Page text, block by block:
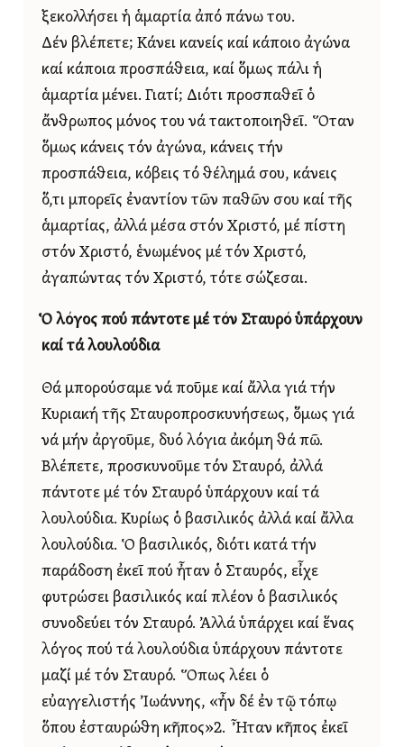
ξεκολλήσει ἡ ἁμαρτία ἀπό πάνω του.
Δέν βλέπετε; Κάνει κανείς καί κάποιο ἀγώνα
καί κάποια προσπάθεια, καί ὅμως πάλι ἡ
ἁμαρτία μένει. Γιατί; Διότι προσπαθεῖ ὁ
ἄνθρωπος μόνος του νά τακτοποιηθεῖ. Ὅταν
ὅμως κάνεις τόν ἀγώνα, κάνεις τήν
προσπάθεια, κόβεις τό θέλημά σου, κάνεις
ὅ,τι μπορεῖς ἐναντίον τῶν παθῶν σου καί τῆς
ἁμαρτίας, ἀλλά μέσα στόν Χριστό, μέ πίστη
στόν Χριστό, ἑνωμένος μέ τόν Χριστό,
ἀγαπώντας τόν Χριστό, τότε σώζεσαι.
Ὁ λόγος πού πάντοτε μέ τόν Σταυρό ὑπάρχουν
καί τά λουλούδια
Θά μπορούσαμε νά ποῦμε καί ἄλλα γιά τήν
Κυριακή τῆς Σταυροπροσκυνήσεως, ὅμως γιά
νά μήν ἀργοῦμε, δυό λόγια ἀκόμη θά πῶ.
Βλέπετε, προσκυνοῦμε τόν Σταυρό, ἀλλά
πάντοτε μέ τόν Σταυρό ὑπάρχουν καί τά
λουλούδια. Κυρίως ὁ βασιλικός ἀλλά καί ἄλλα
λουλούδια. Ὁ βασιλικός, διότι κατά τήν
παράδοση ἐκεῖ πού ἦταν ὁ Σταυρός, εἶχε
φυτρώσει βασιλικός καί πλέον ὁ βασιλικός
συνοδεύει τόν Σταυρό. Ἀλλά ὑπάρχει καί ἕνας
λόγος πού τά λουλούδια ὑπάρχουν πάντοτε
μαζί μέ τόν Σταυρό. Ὅπως λέει ὁ
εὐαγγελιστής Ἰωάννης, «ἦν δέ ἐν τῷ τόπῳ
ὅπου ἐσταυρώθη κῆπος»2. Ἦταν κῆπος ἐκεῖ